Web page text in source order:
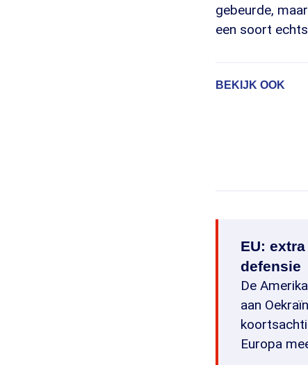
gebeurde,
een soort
BEKIJK OOK
EU:
defensie
De
aan
Europa